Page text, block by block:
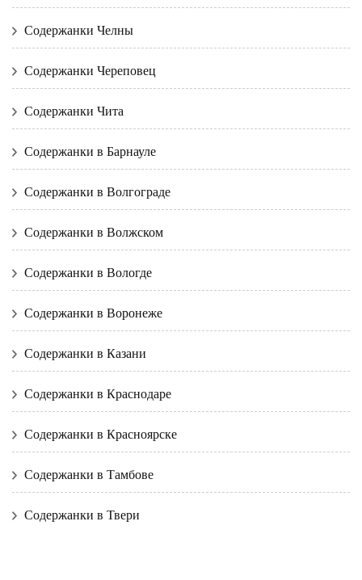
Содержанки Челны
Содержанки Череповец
Содержанки Чита
Содержанки в Барнауле
Содержанки в Волгограде
Содержанки в Волжском
Содержанки в Вологде
Содержанки в Воронеже
Содержанки в Казани
Содержанки в Краснодаре
Содержанки в Красноярске
Содержанки в Тамбове
Содержанки в Твери